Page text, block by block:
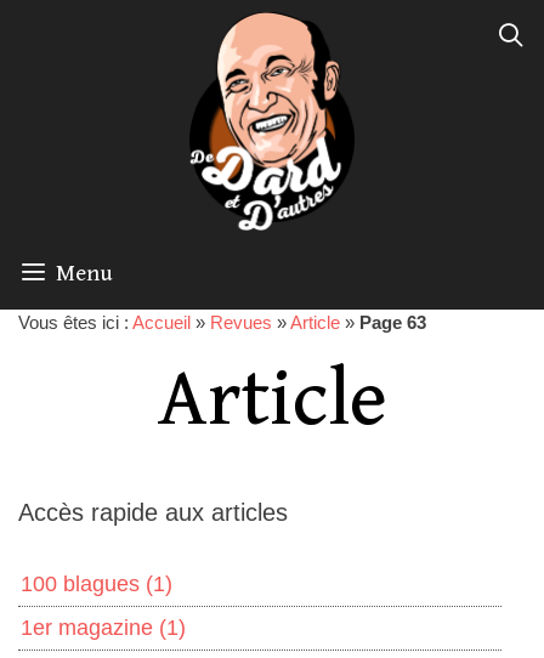
Menu
Vous êtes ici : Accueil » Revues »Article » Page 63
Article
Accès rapide aux articles
100 blagues (1)
1er magazine (1)